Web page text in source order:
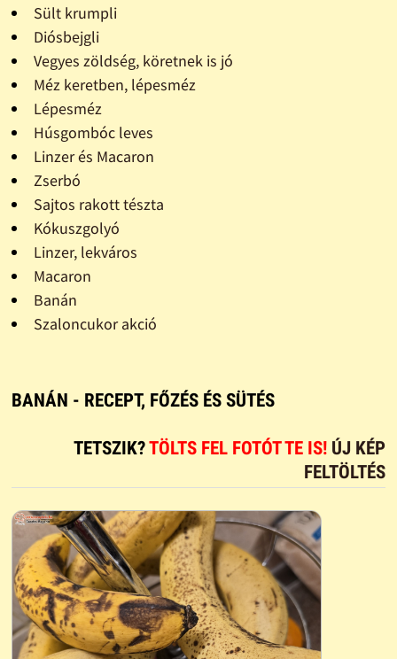
Sült krumpli
Diósbejgli
Vegyes zöldség, köretnek is jó
Méz keretben, lépesméz
Lépesméz
Húsgombóc leves
Linzer és Macaron
Zserbó
Sajtos rakott tészta
Kókuszgolyó
Linzer, lekváros
Macaron
Banán
Szaloncukor akció
BANÁN - RECEPT, FŐZÉS ÉS SÜTÉS
TETSZIK?TÖLTS FEL FOTÓT TE IS! ÚJ KÉP
FELTÖLTÉS